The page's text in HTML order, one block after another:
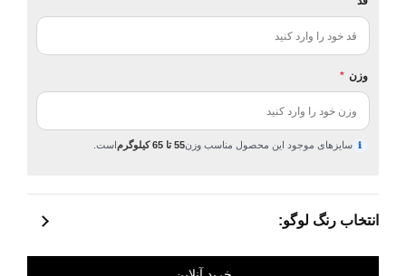
وزن *
ℹ سایزهای موجود این محصول مناسب وزن55 تا 65 کیلوگرم است.
انتخاب رنگ لوگو: